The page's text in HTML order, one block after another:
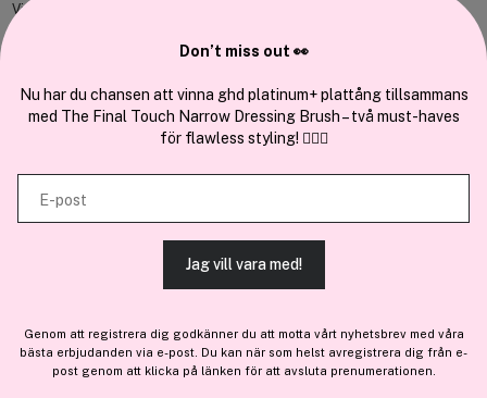
Vi använder enhetsidentifierare för att anpassa innehållet och
och annan information från din enhet till de sociala medier och annons-
och analysföretag som vi samarbetar med. Dessa kan i sin tur
kombinera informationen med annan information som du har
tillhandahållit eller som de har samlat in när du har använt deras
tjänster.
TILLÅT ALLA COOKIES
VISA DETALJER
En del avBrandsdal Group AS
Don’t miss out 👀
Nu har du chansen att vinna ghd platinum+ plattång tillsammans
med The Final Touch Narrow Dressing Brush – två must-haves
för flawless styling! 💇‍♀️✨
E-post
Jag vill vara med!
Genom att registrera dig godkänner du att motta vårt nyhetsbrev med våra
bästa erbjudanden via e-post. Du kan när som helst avregistrera dig från e-
post genom att klicka på länken för att avsluta prenumerationen.